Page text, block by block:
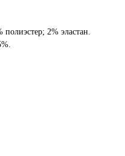
2% эластан.